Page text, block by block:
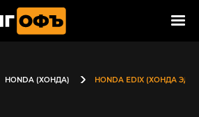
HONDA (ХОНДА) HONDA EDIX (ХОНДА